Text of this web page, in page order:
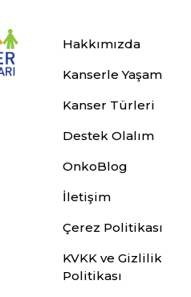
Hakkımızda
Kanserle Yaşam
Kanser Türleri
Destek Olalım
OnkoBlog
İletişim
Çerez Politikası
KVKK ve Gizlilik
Politikası